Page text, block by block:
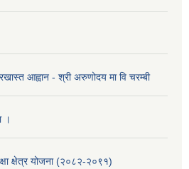
आह्वान - श्री अरुणोदय मा वि चरम्बी
।
क्षेत्र योजना (२०८२-२०९१)